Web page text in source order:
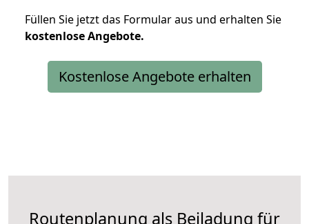
Füllen Sie jetzt das Formular aus und erhalten Sie
kostenloseAngebote.
Kostenlose Angebote erhalten
Routenplanung als Beiladung für